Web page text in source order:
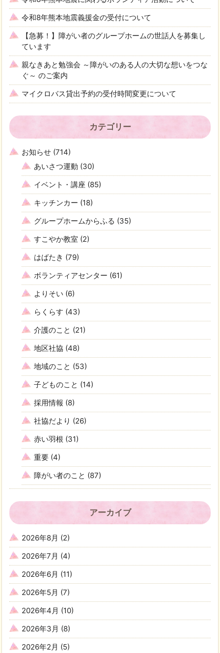
令和8年熊本地震義援金の受付について
【急募！】障がい者のグループホームの世話人を募集し
ています
親なきあと勉強会 ～障がいのある人の大切な想いをつな
ぐ～ のご案内
マイクロバス貸出予約の受付時間変更について
カテゴリー
お知らせ (714)
あいさつ運動 (30)
イベント・講座 (85)
キッチンカー (18)
グループホームからふる (35)
すこやか教室 (2)
はばたき (79)
ボランティアセンター (61)
よりそい (6)
らくらす (43)
介護のこと (21)
地区社協 (48)
地域のこと (53)
子どものこと (14)
採用情報 (8)
社協だより (26)
赤い羽根 (31)
重要 (4)
障がい者のこと (87)
アーカイブ
2026年8月 (2)
2026年7月 (4)
2026年6月 (11)
2026年5月 (7)
2026年4月 (10)
2026年3月 (8)
2026年2月 (5)